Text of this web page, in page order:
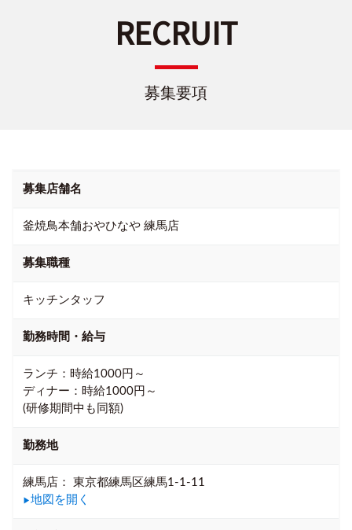
RECRUIT
募集要項
募集店舗名
釜焼鳥本舗おやひなや 練馬店
募集職種
キッチンタッフ
勤務時間・給与
ランチ：時給1000円～
ディナー：時給1000円～
(研修期間中も同額)
勤務地
練馬店： 東京都練馬区練馬1-1-11
▶ 地図を開く